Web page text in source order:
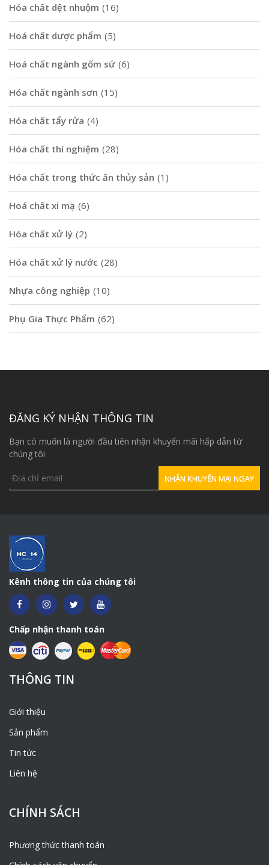
Hóa chất dệt nhuộm (16)
Hoá chất dược phẩm (5)
Hoá chất ngành gốm sứ (6)
Hóa chất ngành sơn (15)
Hóa chất tẩy rửa (4)
Hóa chất thí nghiệm (28)
Hóa chất trong thức ăn thủy sản (1)
Hoá chất xi mạ (6)
Hóa chất xử lý (2)
Hóa chất xử lý nước (28)
Nhựa công nghiệp (10)
Phụ Gia Thực Phẩm (62)
ĐĂNG KÝ NHẬN THÔNG TIN
Bạn có muốn là người đầu tiên nhận khuyến mãi hấp dẫn từ
chúng tôi
Kênh thông tin của chúng tôi
Chấp nhận thanh toán
THÔNG TIN
Giới thiệu
Sản phẩm
Tin tức
Liên hệ
CHÍNH SÁCH
Phương thức thanh toán